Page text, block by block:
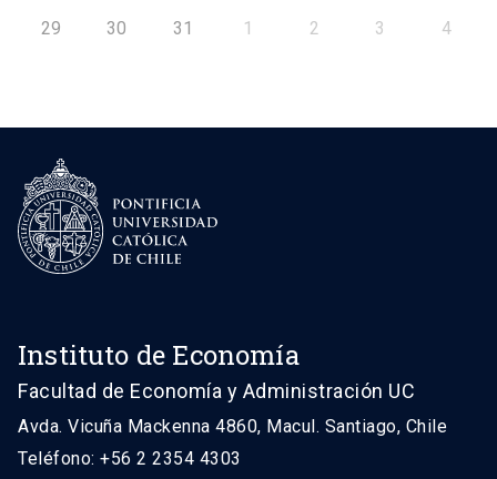
29 30 31 1 2 3 4
Instituto de Economía
Facultad de Economía y Administración UC
Avda. Vicuña Mackenna 4860, Macul. Santiago, Chile
Teléfono: +56 2 2354 4303